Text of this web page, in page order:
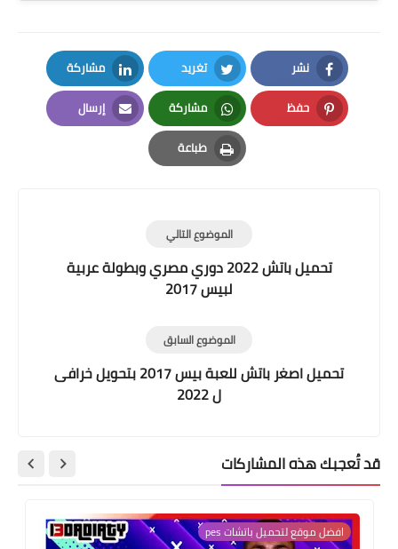
نشر
Facebook
تغريد
Twitter
مشاركة
LinkedIn
حفظ
Pinterest
مشاركة
Whatsapp
إرسال
Email
طباعة
Print
الموضوع التالي
تحميل باتش 2022 دوري مصري وبطولة عربية
لبيس 2017
الموضوع السابق
تحميل اصغر باتش للعبة بيس 2017 بتحويل خرافى
ل 2022
قد تُعجبك هذه المشاركات
افضل موقع لتحميل باتشات pes